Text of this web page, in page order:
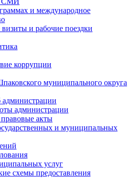
и международное
и рабочие поездки
коррупции
муниципального округа
администрации
акты
и муниципальных
услуг
схемы предоставления